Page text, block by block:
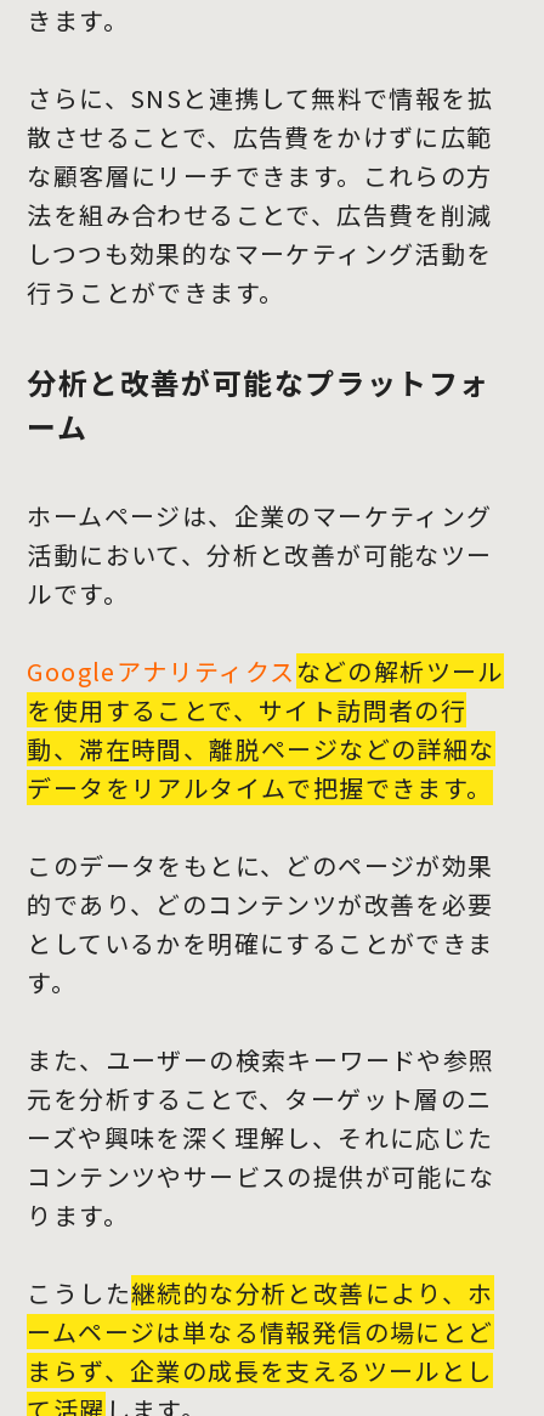
きます。
さらに、SNSと連携して無料で情報を拡
散させることで、広告費をかけずに広範
な顧客層にリーチできます。これらの方
法を組み合わせることで、広告費を削減
しつつも効果的なマーケティング活動を
行うことができます。
分析と改善が可能なプラットフォ
ーム
ホームページは、企業のマーケティング
活動において、分析と改善が可能なツー
ルです。
Googleアナリティクス などの解析ツール
を使用することで、サイト訪問者の行
動、滞在時間、離脱ページなどの詳細な
データをリアルタイムで把握できます。
このデータをもとに、どのページが効果
的であり、どのコンテンツが改善を必要
としているかを明確にすることができま
す。
また、ユーザーの検索キーワードや参照
元を分析することで、ターゲット層のニ
ーズや興味を深く理解し、それに応じた
コンテンツやサービスの提供が可能にな
ります。
こうした継続的な分析と改善により、ホ
ームページは単なる情報発信の場にとど
まらず、企業の成長を支えるツールとし
て活躍 します。